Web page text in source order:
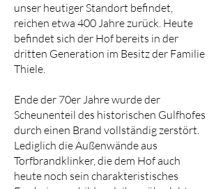
unser heutiger Standort befindet,
reichen etwa 400 Jahre zurück. Heute
befindet sich der Hof bereits in der
dritten Generation im Besitz der Familie
Thiele.
Ende der 70er Jahre wurde der
Scheunenteil des historischen Gulfhofes
durch einen Brand vollständig zerstört.
Lediglich die Außenwände aus
Torfbrandklinker, die dem Hof auch
heute noch sein charakteristisches